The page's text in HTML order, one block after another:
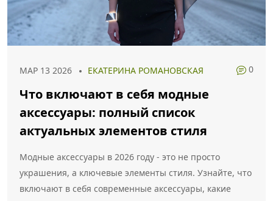
МАР 13 2026 ЕКАТЕРИНА РОМАНОВСКАЯ 0
Что включают в себя модные
аксессуары: полный список
актуальных элементов стиля
Модные аксессуары в 2026 году - это не просто
украшения, а ключевые элементы стиля. Узнайте, что
включают в себя современные аксессуары, какие